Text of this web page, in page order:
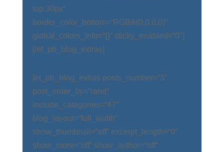
top:30px“
border_color_bottom=“RGBA(0,0,0,0)“
global_colors_info=“{}“ sticky_enabled=“0″]
[/et_pb_blog_extras]
[et_pb_blog_extras posts_number=“3″
post_order_by=“rand“
include_categories=“47″
blog_layout=“full_width“
show_thumbnail=“off“ excerpt_length=“0″
show_more=“off“ show_author=“off“